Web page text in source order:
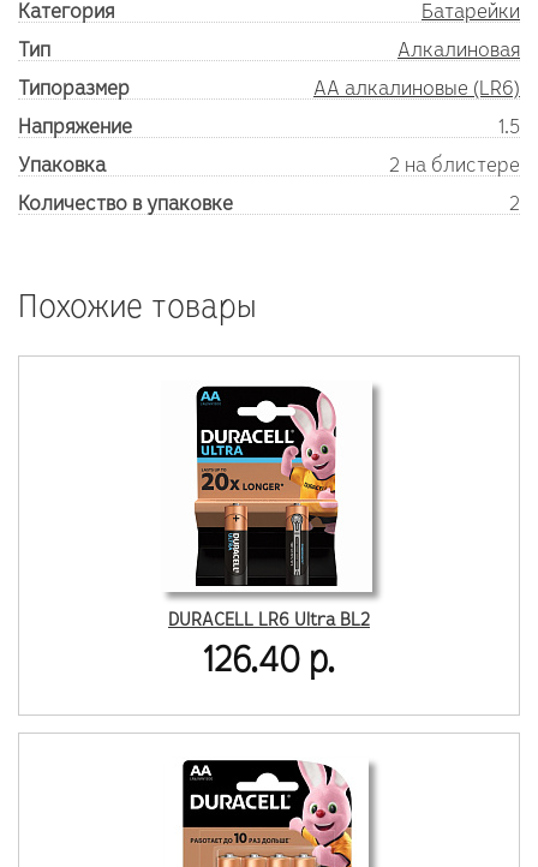
Категория
Батарейки
Тип
Алкалиновая
Типоразмер
AA алкалиновые (LR6)
Напряжение
1.5
Упаковка
2 на блистере
Количество в упаковке
2
Похожие товары
DURACELL LR6 Ultra BL2
126.40 р.